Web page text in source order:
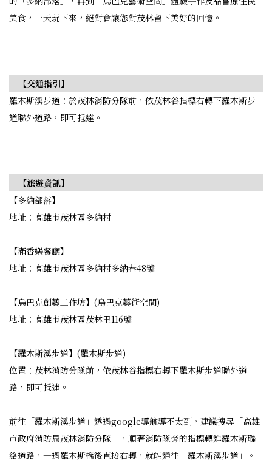
美食，一天玩下來，絕對會讓您對茂林留下美好的回憶。
【交通指引】
羅木斯溪步道：於茂林消防分隊前，依茂林谷指標右轉下羅木斯步
道聯外道路，即可抵達。
【旅遊資訊】
【多納部落】
地址：高雄市茂林區多納村
【滿香樂餐廳】
地址：高雄市茂林區多納村多納巷48號
【烏巴克創藝工作坊】(烏巴克藝術空間)
地址：高雄市茂林區茂林里116號
【羅木斯溪步道】(羅木斯步道)
位置：茂林消防分隊前，依茂林谷指標右轉下羅木斯步道聯外道
路，即可抵達。
前往「羅木斯溪步道」透過google導航導不太到，建議搜尋「高雄
市政府消防局茂林消防分隊」，順著消防隊旁的指標轉進羅木斯聯
絡道路，一過羅木斯橋後直接右轉，就能通往「羅木斯溪步道」。